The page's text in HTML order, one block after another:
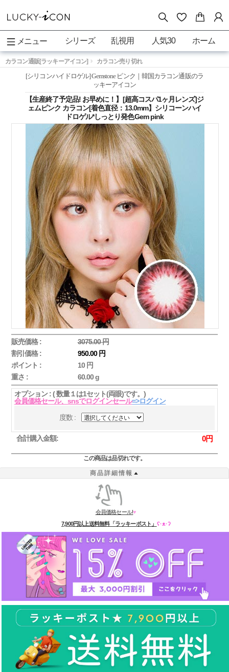
メニュー シリーズ 乱視用 人気30 ホーム
カラコン通販[ラッキーアイコン] カラコン売り切れ
[シリコンハイドロゲル] Gemstone ピンク｜韓国カラコン通販のラ
ッキーアイコン
【生産終了予定品! お早めに！】[超高コスパ1ヶ月レンズ]ジ
ェムピンク カラコン[着色直径：13.0mm】シリコーンハイ
ドロゲル*しっとり発色Gem pink
販売価格 :
3075.00 円
割引価格 :
950.00 円
ポイント :
10 円
重さ :
60.00 g
オプション : ( 数量１は1セット(両眼)です。)
会員価格セール、snsでログインセール=>ログイン
度数 :
合計購入金額: 0円
この商品は品切れです。
商品詳細情報
会員価格セール!♥
7,900円以上送料無料「ラッキーポスト」 ʕ·ᴥ·ʔ